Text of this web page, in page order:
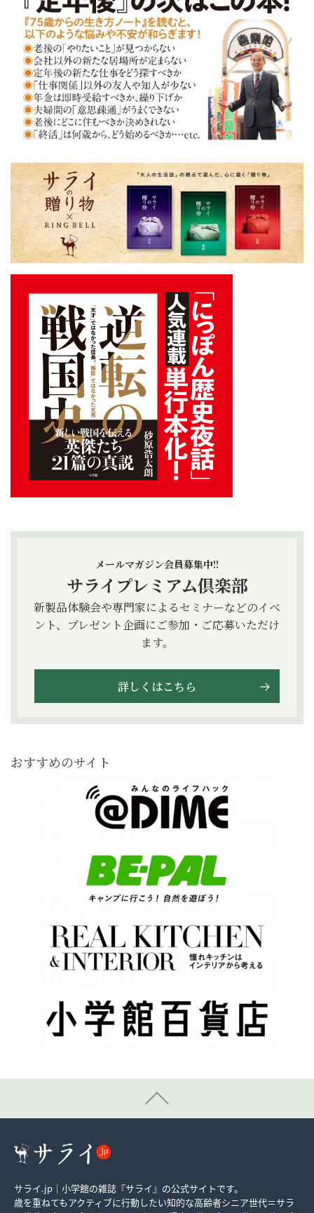
メールマガジン会員募集中!!
サライプレミアム倶楽部
新製品体験会や専門家によるセミナーなどのイベ
ント、プレゼント企画にご参加・ご応募いただけ
ます。
詳しくはこちら
おすすめのサイト
サライ.jp｜小学館の雑誌『サライ』の公式サイトです。
歳を重ねてもアクティブに行動したい知的な高齢者シニア世代＝サラ